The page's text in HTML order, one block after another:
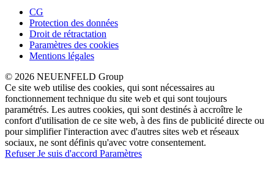
CG
Protection des données
Droit de rétractation
Paramètres des cookies
Mentions légales
© 2026 NEUENFELD Group
Ce site web utilise des cookies, qui sont nécessaires au
fonctionnement technique du site web et qui sont toujours
paramétrés. Les autres cookies, qui sont destinés à accroître le
confort d'utilisation de ce site web, à des fins de publicité directe ou
pour simplifier l'interaction avec d'autres sites web et réseaux
sociaux, ne sont définis qu'avec votre consentement.
RefuserJe suis d'accord Paramètres